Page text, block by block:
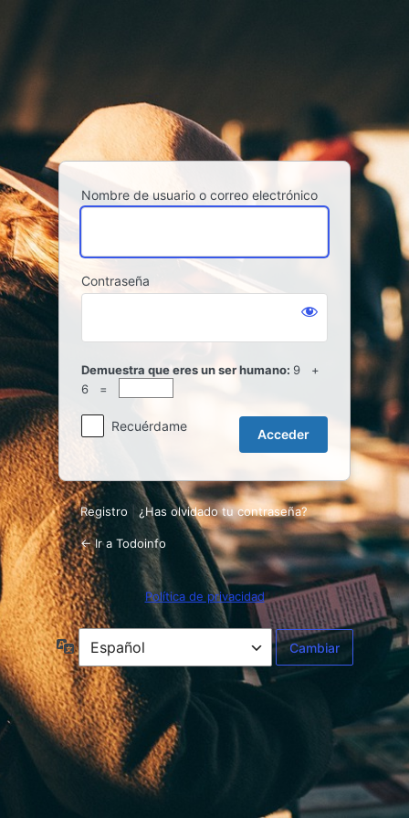
Nombre de usuario o correo electrónico
Contraseña
Demuestra que eres un ser humano: 9 +
6 =
Recuérdame
Registro ¿Has olvidado tu contraseña?
← Ir a Todoinfo
Política de privacidad
Idioma